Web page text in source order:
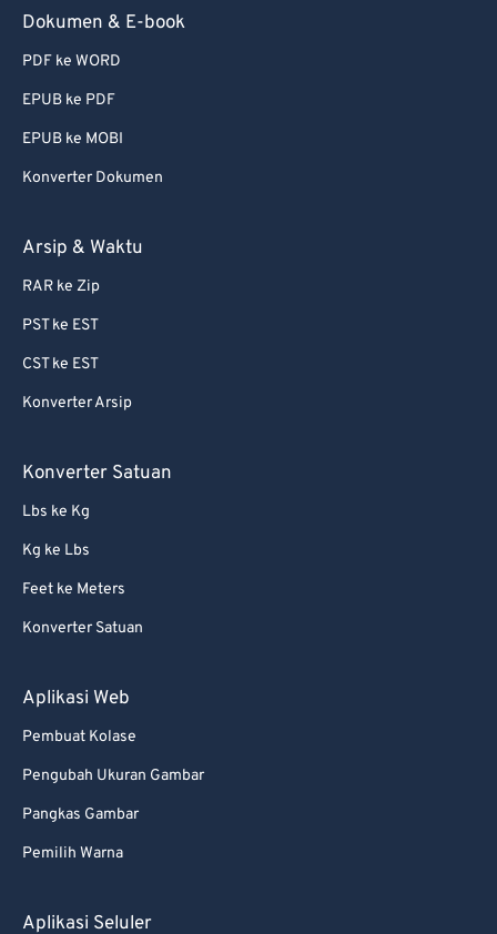
Dokumen & E-book
PDF ke WORD
EPUB ke PDF
EPUB ke MOBI
Konverter Dokumen
Arsip & Waktu
RAR ke Zip
PST ke EST
CST ke EST
Konverter Arsip
Konverter Satuan
Lbs ke Kg
Kg ke Lbs
Feet ke Meters
Konverter Satuan
Aplikasi Web
Pembuat Kolase
Pengubah Ukuran Gambar
Pangkas Gambar
Pemilih Warna
Aplikasi Seluler